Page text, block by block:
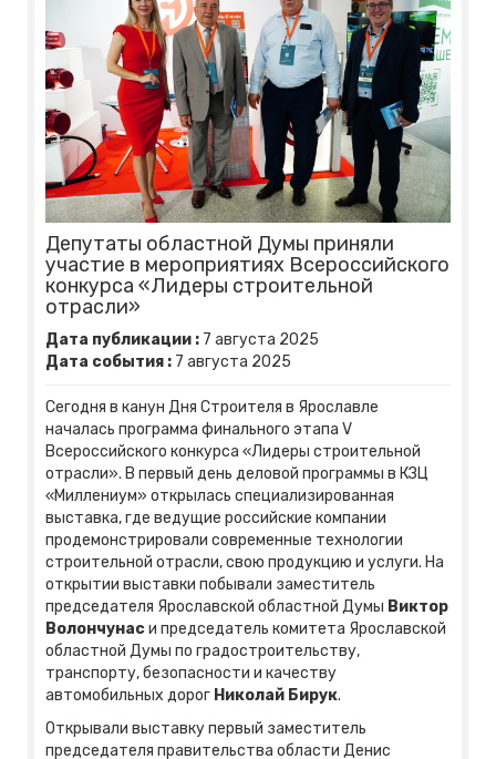
Депутаты областной Думы приняли
участие в мероприятиях Всероссийского
конкурса «Лидеры строительной
отрасли»
Дата публикации : 7 августа 2025
Дата события : 7 августа 2025
Сегодня в канун Дня Строителя в Ярославле
началась программа финального этапа V
Всероссийского конкурса «Лидеры строительной
отрасли». В первый день деловой программы в КЗЦ
«Миллениум» открылась специализированная
выставка, где ведущие российские компании
продемонстрировали современные технологии
строительной отрасли, свою продукцию и услуги. На
открытии выставки побывали заместитель
председателя Ярославской областной Думы Виктор
Волончунаси председатель комитета Ярославской
областной Думы по градостроительству,
транспорту, безопасности и качеству
автомобильных дорог Николай Бирук.
Открывали выставку первый заместитель
председателя правительства области Денис